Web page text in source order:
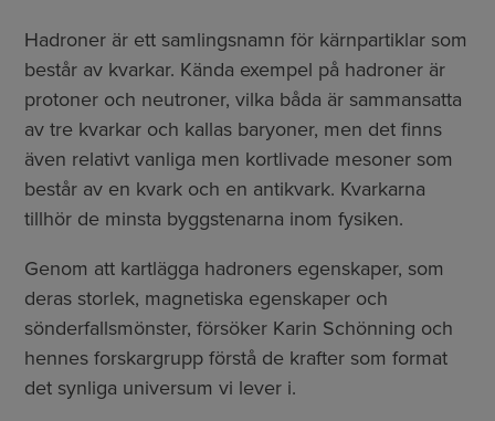
Hadroner är ett samlingsnamn för kärnpartiklar som
består av kvarkar. Kända exempel på hadroner är
protoner och neutroner, vilka båda är sammansatta
av tre kvarkar och kallas baryoner, men det finns
även relativt vanliga men kortlivade mesoner som
består av en kvark och en antikvark. Kvarkarna
tillhör de minsta byggstenarna inom fysiken.
Genom att kartlägga hadroners egenskaper, som
deras storlek, magnetiska egenskaper och
sönderfallsmönster, försöker Karin Schönning och
hennes forskargrupp förstå de krafter som format
det synliga universum vi lever i.